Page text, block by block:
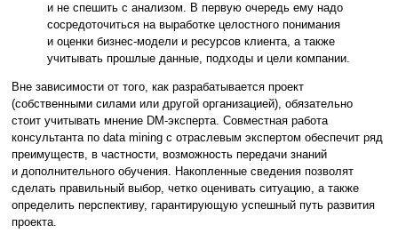
и не спешить с анализом. В первую очередь ему надо
сосредоточиться на выработке целостного понимания
и оценки бизнес-модели и ресурсов клиента, а также
учитывать прошлые данные, подходы и цели компании.
Вне зависимости от того, как разрабатывается проект
(собственными силами или другой организацией), обязательно
стоит учитывать мнение DM-эксперта. Совместная работа
консультанта по data mining с отраслевым экспертом обеспечит ряд
преимуществ, в частности, возможность передачи знаний
и дополнительного обучения. Накопленные сведения позволят
сделать правильный выбор, четко оценивать ситуацию, а также
определить перспективу, гарантирующую успешный путь развития
проекта.